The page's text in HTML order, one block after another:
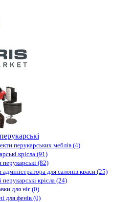
перукарських меблів (4)
крісла (91)
(82)
адміністратора для салонів краси (25)
перукарські крісла (24)
для ніг (0)
для фенів (0)